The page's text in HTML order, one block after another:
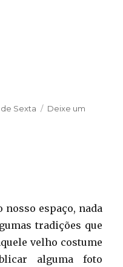
Sexta
Deixe um
nosso espaço, nada
tradições que
velho costume
alguma foto